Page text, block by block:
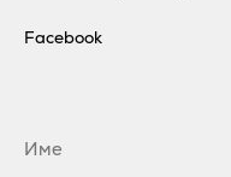
Facebook